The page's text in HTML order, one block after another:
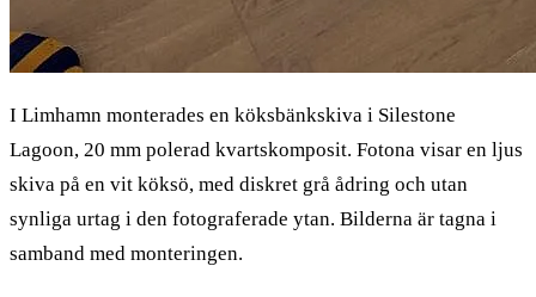
I Limhamn monterades en köksbänkskiva i Silestone
Lagoon, 20 mm polerad kvartskomposit. Fotona visar en ljus
skiva på en vit köksö, med diskret grå ådring och utan
synliga urtag i den fotograferade ytan. Bilderna är tagna i
samband med monteringen.